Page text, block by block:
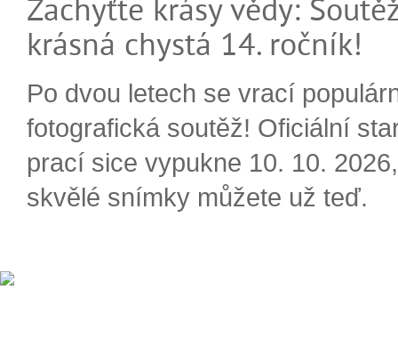
Zachyťte krásy vědy:
krásná chystá 14. ročník!
Po dvou letech se vrací
fotografická soutěž! Oficiální
prací sice vypukne 10. 10.
skvělé snímky můžete už teď.